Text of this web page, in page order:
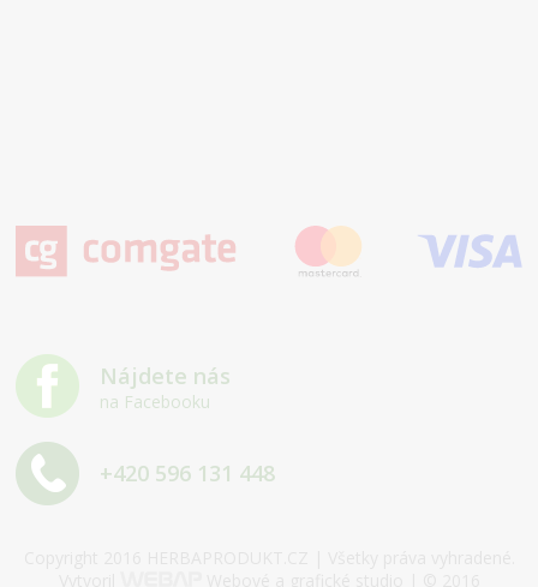
Nájdete nás
na Facebooku
+420 596 131 448